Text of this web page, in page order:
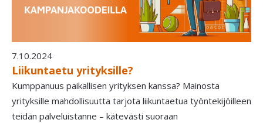
7.10.2024
Liikuntaetu yrityksille?
Kumppanuus paikallisen yrityksen kanssa? Mainosta
yrityksille mahdollisuutta tarjota liikuntaetua työntekijöilleen
teidän palveluistanne – kätevästi suoraan